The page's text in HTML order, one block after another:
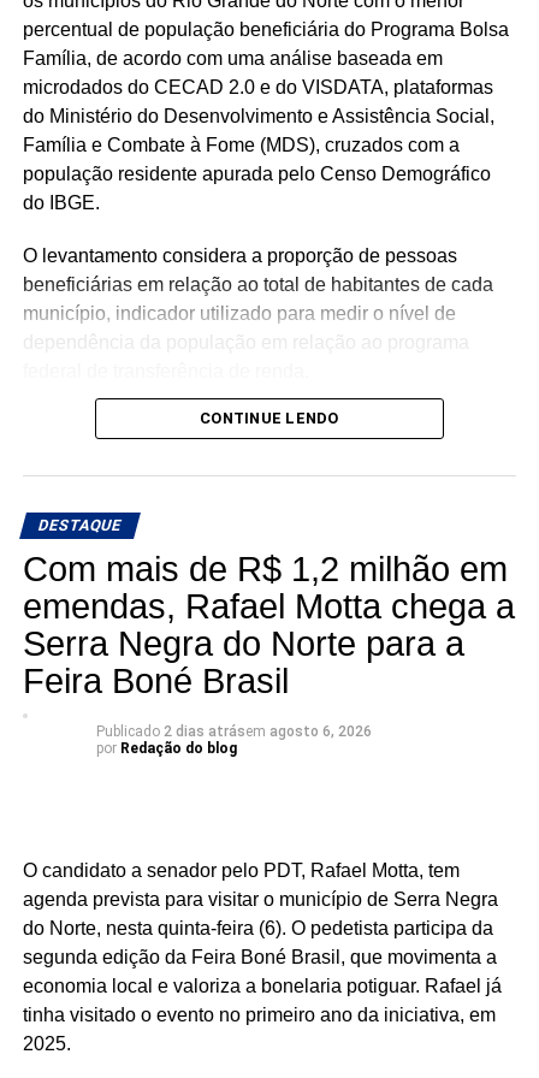
percentual de população beneficiária do Programa Bolsa
Família, de acordo com uma análise baseada em
microdados do CECAD 2.0 e do VISDATA, plataformas
do Ministério do Desenvolvimento e Assistência Social,
Família e Combate à Fome (MDS), cruzados com a
população residente apurada pelo Censo Demográfico
do IBGE.
O levantamento considera a proporção de pessoas
beneficiárias em relação ao total de habitantes de cada
município, indicador utilizado para medir o nível de
dependência da população em relação ao programa
Com população de 4.558 habitantes, São José do Seridó
Família, o equivalente a 13,6% da população, o menor
percentual entre os municípios potiguares analisados.
Na sequência aparecem Ouro Branco (16,7%), Cruzeta
(18,5%), Parnamirim (20,1%), Jardim do Seridó (20,7%),
Acari (21,8%), Natal (22,3%), Carnaúba dos Dantas
(23,2%), Mossoró (25,7%) e Caicó (30,2%).
Seridó está associado à diversificação da economia local
e à geração de empregos formais. O município possui
das famílias e reduzindo a necessidade de acesso ao
benefício.
Especialistas que analisaram os dados também atribuem
esse resultado ao trabalho desenvolvido pela política
municipal de assistência social. Na avaliação deles, a
atuação da gestão da Secretaria Municipal de Trabalho,
CONTINUE LENDO
DESTAQUE
Com mais de R$ 1,2 milhão em
emendas, Rafael Motta chega a
Serra Negra do Norte para a
Feira Boné Brasil
Publicado 2 dias atrásem agosto 6, 2026
por Redação do blog
O candidato a senador pelo PDT, Rafael Motta, tem
agenda prevista para visitar o município de Serra Negra
do Norte, nesta quinta-feira (6). O pedetista participa da
segunda edição da Feira Boné Brasil, que movimenta a
economia local e valoriza a bonelaria potiguar. Rafael já
tinha visitado o evento no primeiro ano da iniciativa, em
2025.